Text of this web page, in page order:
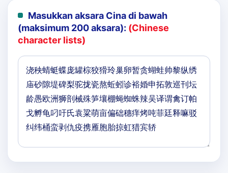
Masukkan aksara Cina di bawah
(maksimum 200 aksara): (Chinese
character lists)